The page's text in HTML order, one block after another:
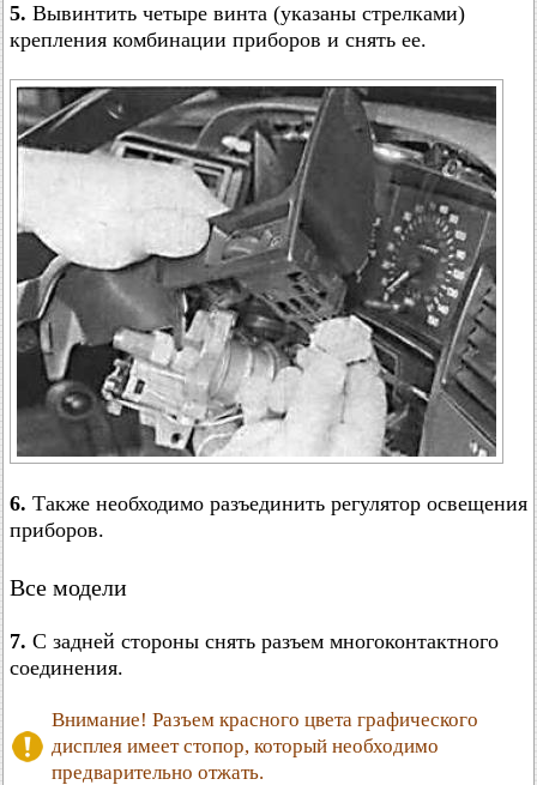
5. Вывинтить четыре винта (указаны стрелками)
крепления комбинации приборов и снять ее.
6. Также необходимо разъединить регулятор освещения
приборов.
Все модели
7. С задней стороны снять разъем многоконтактного
соединения.
Внимание! Разъем красного цвета графического
дисплея имеет стопор, который необходимо
предварительно отжать.